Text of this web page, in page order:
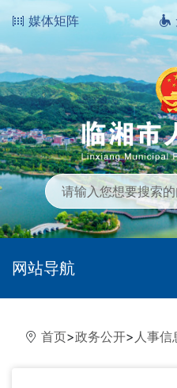
媒体矩阵
网站导航
首页>政务公开> 人事信